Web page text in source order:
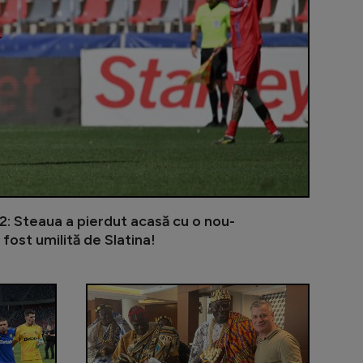
Steaua a pierdut acasă cu o nou-
fost umilită de Slatina!
sunt aproape finalizate
Cine e românul invitat de Cristiano Ronaldo la
Giovanni